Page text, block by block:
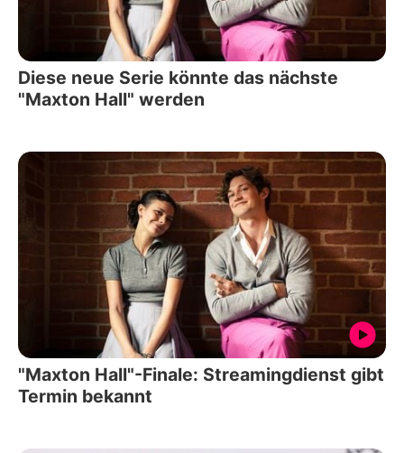
Diese neue Serie könnte das nächste
"Maxton Hall" werden
"Maxton Hall"-Finale: Streamingdienst gibt
Termin bekannt